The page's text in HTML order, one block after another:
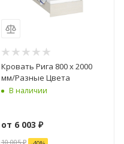
Кровать Рига 800 х 2000
мм/Разные Цвета
В наличии
от 6 003 ₽
10 005 ₽